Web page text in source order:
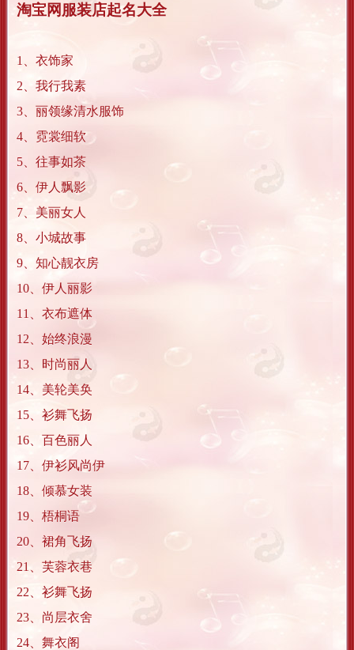
淘宝网服装店起名大全
1、衣饰家
2、我行我素
3、丽领缘清水服饰
4、霓裳细软
5、往事如茶
6、伊人飘影
7、美丽女人
8、小城故事
9、知心靓衣房
10、伊人丽影
11、衣布遮体
12、始终浪漫
13、时尚丽人
14、美轮美奂
15、衫舞飞扬
16、百色丽人
17、伊衫风尚伊
18、倾慕女装
19、梧桐语
20、裙角飞扬
21、芙蓉衣巷
22、衫舞飞扬
23、尚层衣舍
24、舞衣阁